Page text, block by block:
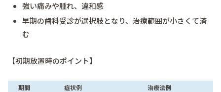
強い痛みや腫れ、違和感
早期の歯科受診が選択肢となり、治療範囲が小さくて済
む
【初期放置時のポイント】
期間 症状例
治療法例